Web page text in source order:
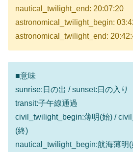
nautical_twilight_end: 20:07:20
astronomical_twilight_begin:
astronomical_twilight_end:
■意味
sunrise:日の出 / sunset:日の入り
transit:子午線通過
civil_twilight_begin:薄明(始) /
(終)
nautical_twilight_begin:航海薄明(